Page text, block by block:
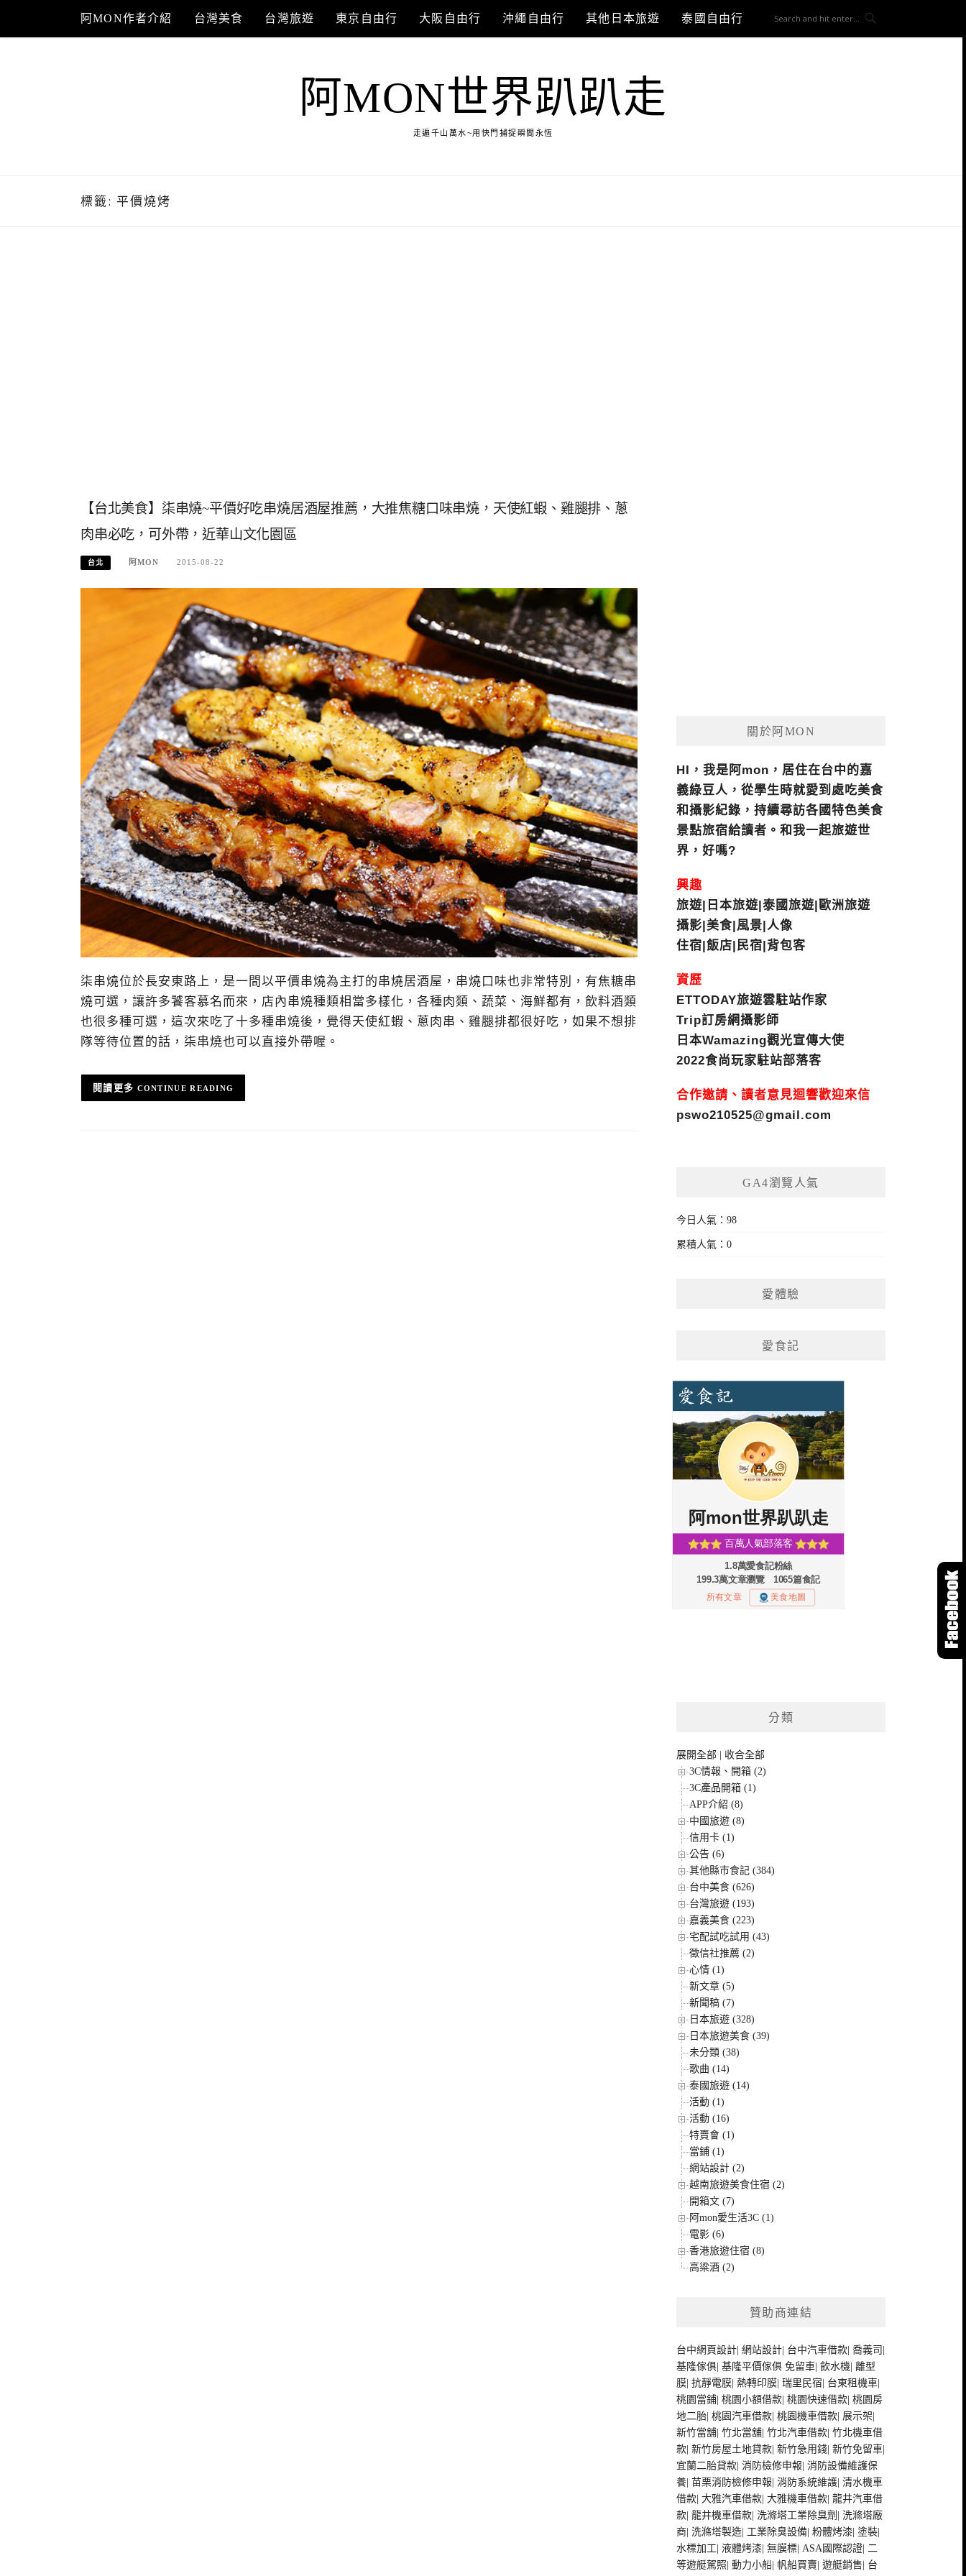
content
阿MON作者介紹 台灣美食 台灣旅遊 東京自由行 大阪自由行 沖繩自由行 其他日本旅遊 泰國自由行
阿MON世界趴趴走
走遍千山萬水~用快門捕捉瞬間永恆
標籤: 平價燒烤
【台北美食】柒串燒~平價好吃串燒居酒屋推薦，大推焦糖口味串燒，天使紅蝦、雞腿排、蔥
肉串必吃，可外帶，近華山文化園區
台北 阿MON 2015-08-22
柒串燒位於長安東路上，是一間以平價串燒為主打的串燒居酒屋，串燒口味也非常特別，有焦糖串
燒可選，讓許多饕客慕名而來，店內串燒種類相當多樣化，各種肉類、蔬菜、海鮮都有，飲料酒類
也很多種可選，這次來吃了十多種串燒後，覺得天使紅蝦、蔥肉串、雞腿排都很好吃，如果不想排
隊等待位置的話，柒串燒也可以直接外帶喔。
CONTINUE READING
關於阿MON
HI，我是阿mon，居住在台中的嘉
義綠豆人，從學生時就愛到處吃美食
和攝影紀錄，持續尋訪各國特色美食
景點旅宿給讀者。和我一起旅遊世
界，好嗎?
興趣
旅遊|日本旅遊|泰國旅遊|歐洲旅遊
攝影|美食|風景|人像
住宿|飯店|民宿|背包客
資歷
ETTODAY旅遊雲駐站作家
Trip訂房網攝影師
日本Wamazing觀光宣傳大使
2022食尚玩家駐站部落客
合作邀請、讀者意見迴響歡迎來信
pswo210525@gmail.com
GA4瀏覽人氣
今日人氣：98
累積人氣：0
愛體驗
愛食記
分類
展開全部
收合全部
3C情報、開箱 (2)
3C產品開箱 (1)
APP介紹 (8)
中國旅遊 (8)
信用卡 (1)
公告 (6)
其他縣市食記 (384)
台中美食 (626)
台灣旅遊 (193)
嘉義美食 (223)
宅配試吃試用 (43)
徵信社推薦 (2)
心情 (1)
新文章 (5)
新聞稿 (7)
日本旅遊 (328)
日本旅遊美食 (39)
未分類 (38)
歌曲 (14)
泰國旅遊 (14)
活動 (1)
活動 (16)
特賣會 (1)
當鋪 (1)
網站設計 (2)
越南旅遊美食住宿 (2)
開箱文 (7)
阿mon愛生活3C (1)
電影 (6)
香港旅遊住宿 (8)
高粱酒 (2)
贊助商連結
台中網頁設計 |網站設計 台中汽車借款 |喬義司
基隆傢俱 |基隆平價傢俱 免留車 |飲水機 |離型
膜 |抗靜電膜 |熱轉印膜 |瑞里民宿 台東租機車
桃園當鋪 |桃園小額借款 |桃園快速借款 |桃園房
地二胎 |桃園汽車借款 |桃園機車借款 展示架
新竹當舖 |竹北當舖 |竹北汽車借款 |竹北機車借
款 |新竹房屋土地貸款 |新竹急用錢 |新竹免留車
宜蘭二胎貸款 |消防檢修申報 |消防設備維護保
養 |苗栗消防檢修申報 |消防系統維護 |清水機車
借款 |大雅汽車借款 |大雅機車借款 |龍井汽車借
款 |龍井機車借款 洗滌塔工業除臭劑
洗滌塔廠
商 洗滌塔製造 工業除臭設備 |粉體烤漆 |塗裝
水標加工 |液體烤漆 |無膜標 |ASA國際認證 |二
等遊艇駕照 |動力小船 帆船買賣 |遊艇銷售 台